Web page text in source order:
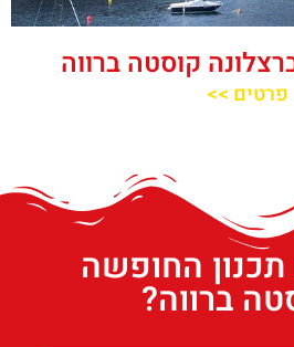
קוסטה ברווה
פרטים >>
החופשה
ברווה?